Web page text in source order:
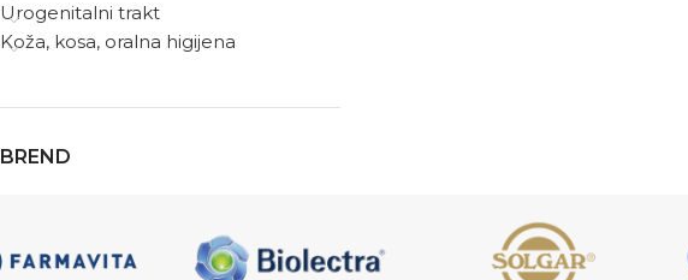
Urogenitalni trakt
Koža, kosa, oralna higijena
BREND